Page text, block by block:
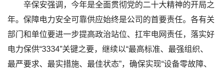
辛保安强调，今年是全面贯彻党的二十大精神的开局之
年。保障电力安全可靠供应始终是公司的首要责任。各有关
部门和单位要进一步提高政治站位、扛牢电网责任，落实好
电力保供“3334”关键之要，继续以“最高标准、最强组织、
最严要求、最实措施、最佳状态”，确保实现“设备零故障、